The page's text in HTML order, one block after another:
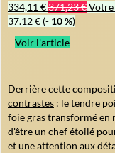
334,11 €371,23 €Votre
37.12 € (- 10 %)
Voir l'article
Derrière cette
contrastes : le tendre
foie gras transformé en
d'être un chef étoilé
et une attention aux